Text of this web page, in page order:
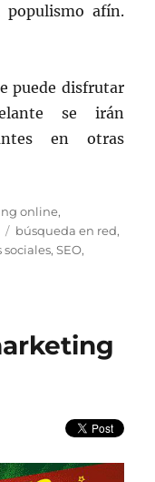
afín.
puede disfrutar
se irán
en otras
online,
Etiquetas
búsqueda en red,
sociales,SEO,